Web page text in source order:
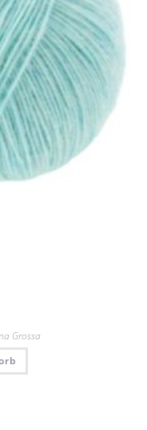
Grossa